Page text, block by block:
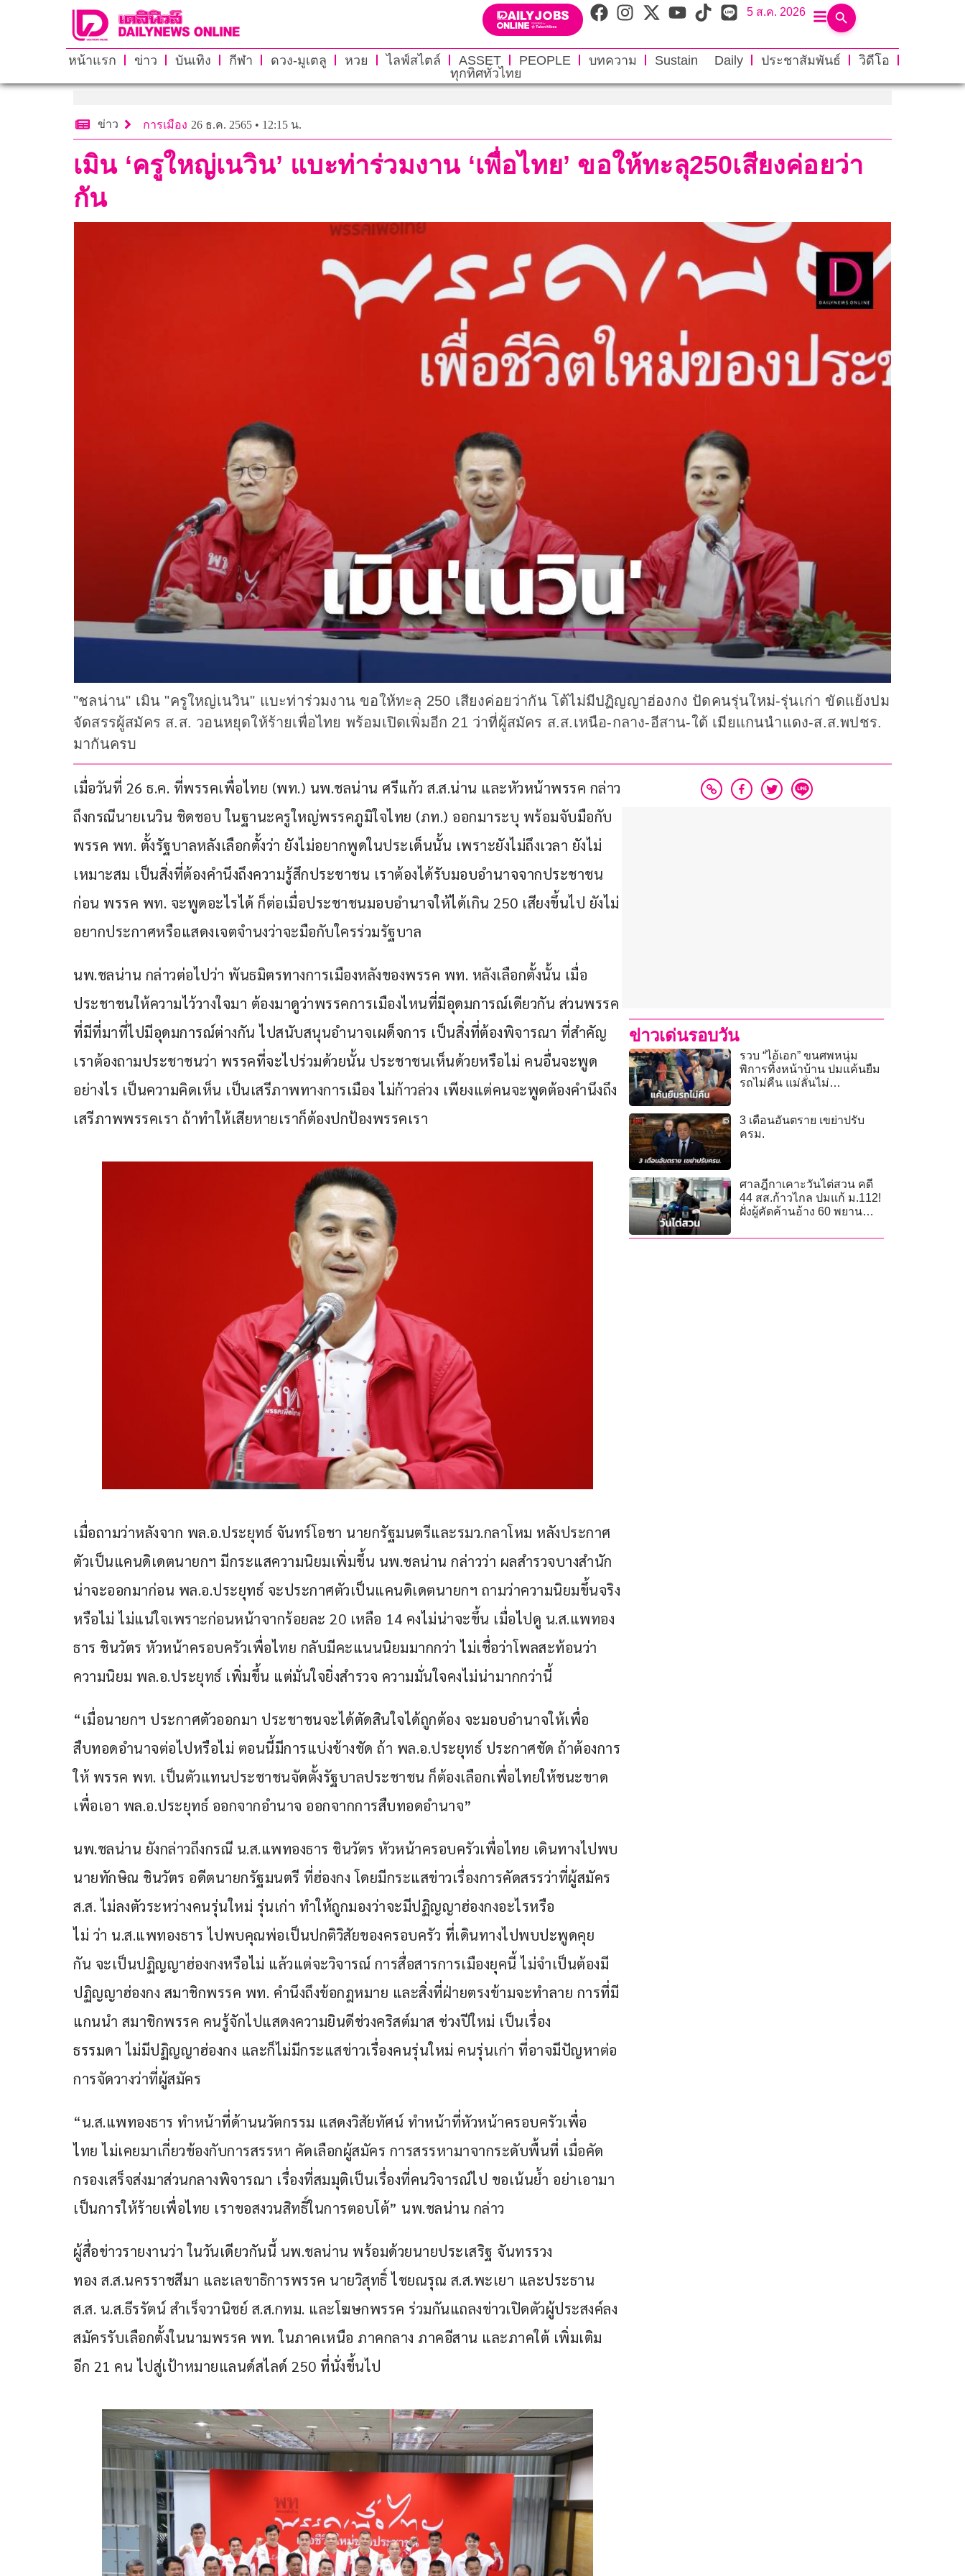
5 ส.ค. 2026
หน้าแรก ข่าว บันเทิง กีฬา ดวง-มูเตลู หวย ไลฟ์สไตล์ ASSET PEOPLE บทความ Sustain Daily ประชาสัมพันธ์
วิดีโอ
ทุกทิศทั่วไทย
ข่าว การเมือง 26 ธ.ค. 2565 • 12:15 น.
เมิน ‘ครูใหญ่เนวิน’ แบะท่าร่วมงาน ‘เพื่อไทย’ ขอให้ทะลุ250เสียงค่อยว่า
กัน
"ชลน่าน" เมิน "ครูใหญ่เนวิน" แบะท่าร่วมงาน ขอให้ทะลุ 250 เสียงค่อยว่ากัน โต้ไม่มีปฏิญญาฮ่องกง ปัดคนรุ่นใหม่-รุ่นเก่า ขัดแย้งปม
จัดสรรผู้สมัคร ส.ส. วอนหยุดให้ร้ายเพื่อไทย พร้อมเปิดเพิ่มอีก 21 ว่าที่ผู้สมัคร ส.ส.เหนือ-กลาง-อีสาน-ใต้ เมียแกนนำแดง-ส.ส.พปชร.
มากันครบ
เมื่อวันที่ 26 ธ.ค. ที่พรรคเพื่อไทย (พท.) นพ.ชลน่าน ศรีแก้ว ส.ส.น่าน และหัวหน้าพรรค กล่าว
ถึงกรณีนายเนวิน ชิดชอบ ในฐานะครูใหญ่พรรคภูมิใจไทย (ภท.) ออกมาระบุ พร้อมจับมือกับ
พรรค พท. ตั้งรัฐบาลหลังเลือกตั้งว่า ยังไม่อยากพูดในประเด็นนั้น เพราะยังไม่ถึงเวลา ยังไม่
เหมาะสม เป็นสิ่งที่ต้องคำนึงถึงความรู้สึกประชาชน เราต้องได้รับมอบอำนาจจากประชาชน
ก่อน พรรค พท. จะพูดอะไรได้ ก็ต่อเมื่อประชาชนมอบอำนาจให้ได้เกิน 250 เสียงขึ้นไป ยังไม่
อยากประกาศหรือแสดงเจตจำนงว่าจะมือกับใครร่วมรัฐบาล
นพ.ชลน่าน กล่าวต่อไปว่า พันธมิตรทางการเมืองหลังของพรรค พท. หลังเลือกตั้งนั้น เมื่อ
ประชาชนให้ความไว้วางใจมา ต้องมาดูว่าพรรคการเมืองไหนที่มีอุดมการณ์เดียวกัน ส่วนพรรค
ที่มีที่มาที่ไปมีอุดมการณ์ต่างกัน ไปสนับสนุนอำนาจเผด็จการ เป็นสิ่งที่ต้องพิจารณา ที่สำคัญ
เราต้องถามประชาชนว่า พรรคที่จะไปร่วมด้วยนั้น ประชาชนเห็นด้วยหรือไม่ คนอื่นจะพูด
อย่างไร เป็นความคิดเห็น เป็นเสรีภาพทางการเมือง ไม่ก้าวล่วง เพียงแต่คนจะพูดต้องคำนึงถึง
เสรีภาพพรรคเรา ถ้าทำให้เสียหายเราก็ต้องปกป้องพรรคเรา
เมื่อถามว่าหลังจาก พล.อ.ประยุทธ์ จันทร์โอชา นายกรัฐมนตรีและรมว.กลาโหม หลังประกาศ
ตัวเป็นแคนดิเดตนายกฯ มีกระแสความนิยมเพิ่มขึ้น นพ.ชลน่าน กล่าวว่า ผลสำรวจบางสำนัก
น่าจะออกมาก่อน พล.อ.ประยุทธ์ จะประกาศตัวเป็นแคนดิเดตนายกฯ ถามว่าความนิยมขึ้นจริง
หรือไม่ ไม่แน่ใจเพราะก่อนหน้าจากร้อยละ 20 เหลือ 14 คงไม่น่าจะขึ้น เมื่อไปดู น.ส.แพทอง
ธาร ชินวัตร หัวหน้าครอบครัวเพื่อไทย กลับมีคะแนนนิยมมากกว่า ไม่เชื่อว่าโพลสะท้อนว่า
ความนิยม พล.อ.ประยุทธ์ เพิ่มขึ้น แต่มั่นใจยิ่งสำรวจ ความมั่นใจคงไม่น่ามากกว่านี้
“เมื่อนายกฯ ประกาศตัวออกมา ประชาชนจะได้ตัดสินใจได้ถูกต้อง จะมอบอำนาจให้เพื่อ
สืบทอดอำนาจต่อไปหรือไม่ ตอนนี้มีการแบ่งข้างชัด ถ้า พล.อ.ประยุทธ์ ประกาศชัด ถ้าต้องการ
ให้ พรรค พท. เป็นตัวแทนประชาชนจัดตั้งรัฐบาลประชาชน ก็ต้องเลือกเพื่อไทยให้ชนะขาด
เพื่อเอา พล.อ.ประยุทธ์ ออกจากอำนาจ ออกจากการสืบทอดอำนาจ”
นพ.ชลน่าน ยังกล่าวถึงกรณี น.ส.แพทองธาร ชินวัตร หัวหน้าครอบครัวเพื่อไทย เดินทางไปพบ
นายทักษิณ ชินวัตร อดีตนายกรัฐมนตรี ที่ฮ่องกง โดยมีกระแสข่าวเรื่องการคัดสรรว่าที่ผู้สมัคร
ส.ส. ไม่ลงตัวระหว่างคนรุ่นใหม่ รุ่นเก่า ทำให้ถูกมองว่าจะมีปฏิญญาฮ่องกงอะไรหรือ
ไม่ ว่า น.ส.แพทองธาร ไปพบคุณพ่อเป็นปกติวิสัยของครอบครัว ที่เดินทางไปพบปะพูดคุย
กัน จะเป็นปฏิญญาฮ่องกงหรือไม่ แล้วแต่จะวิจารณ์ การสื่อสารการเมืองยุคนี้ ไม่จำเป็นต้องมี
ปฏิญญาฮ่องกง สมาชิกพรรค พท. คำนึงถึงข้อกฎหมาย และสิ่งที่ฝ่ายตรงข้ามจะทำลาย การที่มี
แกนนำ สมาชิกพรรค คนรู้จักไปแสดงความยินดีช่วงคริสต์มาส ช่วงปีใหม่ เป็นเรื่อง
ธรรมดา ไม่มีปฏิญญาฮ่องกง และก็ไม่มีกระแสข่าวเรื่องคนรุ่นใหม่ คนรุ่นเก่า ที่อาจมีปัญหาต่อ
การจัดวางว่าที่ผู้สมัคร
“น.ส.แพทองธาร ทำหน้าที่ด้านนวัตกรรม แสดงวิสัยทัศน์ ทำหน้าที่หัวหน้าครอบครัวเพื่อ
ไทย ไม่เคยมาเกี่ยวข้องกับการสรรหา คัดเลือกผู้สมัคร การสรรหามาจากระดับพื้นที่ เมื่อคัด
กรองเสร็จส่งมาส่วนกลางพิจารณา เรื่องที่สมมุติเป็นเรื่องที่คนวิจารณ์ไป ขอเน้นย้ำ อย่าเอามา
เป็นการให้ร้ายเพื่อไทย เราขอสงวนสิทธิ์ในการตอบโต้” นพ.ชลน่าน กล่าว
ผู้สื่อข่าวรายงานว่า ในวันเดียวกันนี้ นพ.ชลน่าน พร้อมด้วยนายประเสริฐ จันทรรวง
ทอง ส.ส.นครราชสีมา และเลขาธิการพรรค นายวิสุทธิ์ ไชยณรุณ ส.ส.พะเยา และประธาน
ส.ส. น.ส.ธีรรัตน์ สำเร็จวานิชย์ ส.ส.กทม. และโฆษกพรรค ร่วมกันแถลงข่าวเปิดตัวผู้ประสงค์ลง
สมัครรับเลือกตั้งในนามพรรค พท. ในภาคเหนือ ภาคกลาง ภาคอีสาน และภาคใต้ เพิ่มเติม
อีก 21 คน ไปสู่เป้าหมายแลนด์สไลด์ 250 ที่นั่งขึ้นไป
ข่าวเด่นรอบวัน
รวบ “ไอ้เอก” ขนศพหนุ่ม
พิการทิ้งหน้าบ้าน ปมแค้นยืม
รถไม่คืน แม่ลั่นไม่
3 เดือนอันตราย เขย่าปรับ
ครม.
ศาลฎีกาเคาะวันไต่สวน คดี
44 สส.ก้าวไกล ปมแก้ ม.112!
ฝั่งผู้คัดค้านอ้าง 60 พยาน